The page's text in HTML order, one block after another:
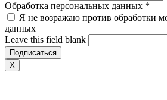
Обработка персональных данных *
Я не возражаю против обработки
данных
Leave this field blank
X